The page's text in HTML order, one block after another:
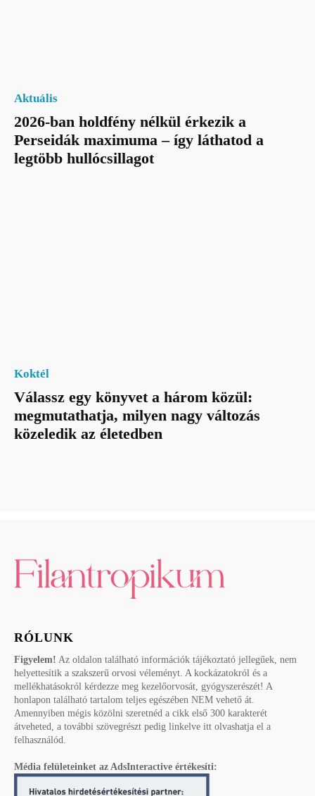
Aktuális
2026-ban holdfény nélkül érkezik a
Perseidák maximuma – így láthatod a
legtöbb hullócsillagot
Koktél
Válassz egy könyvet a három közül:
megmutathatja, milyen nagy változás
közeledik az életedben
RÓLUNK
Figyelem! Az oldalon található információk tájékoztató jellegűek, nem
helyettesítik a szakszerű orvosi véleményt. A kockázatokról és a
mellékhatásokról kérdezze meg kezelőorvosát, gyógyszerészét! A
honlapon található tartalom teljes egészében NEM vehető át.
Amennyiben mégis közölni szeretnéd a cikk első 300 karakterét
átveheted, a további szövegrészt pedig linkelve itt olvashatja el a
felhasználód.
Média felületeinket az AdsInteractive értékesíti: